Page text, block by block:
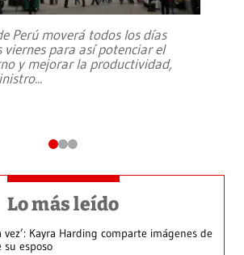
Perú moverá todos los días
viernes para así potenciar el
y mejorar la productividad,
...
Lo más leído
vez’: Kayra Harding comparte imágenes de
su esposo